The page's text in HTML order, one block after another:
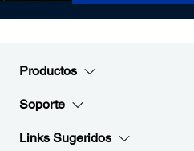
Productos
Soporte
Links Sugeridos